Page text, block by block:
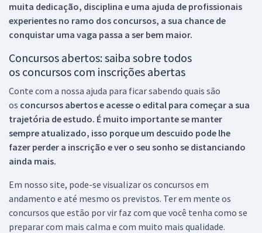
muita dedicação, disciplina e uma ajuda de profissionais
experientes no ramo dos concursos, a sua chance de
conquistar uma vaga passa a ser bem maior.
Concursos abertos: saiba sobre todos
os concursos com inscrições abertas
Conte com a nossa ajuda para ficar sabendo quais são
os concursos abertos e acesse o edital para começar a sua
trajetória de estudo. É muito importante se manter
sempre atualizado, isso porque um descuido pode lhe
fazer perder a inscrição e ver o seu sonho se distanciando
ainda mais.
Em nosso site, pode-se visualizar os concursos em
andamento e até mesmo os previstos. Ter em mente os
concursos que estão por vir faz com que você tenha como se
preparar com mais calma e com muito mais qualidade.